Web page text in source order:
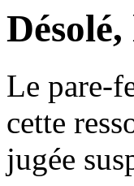
Le pare-
cette
jugée